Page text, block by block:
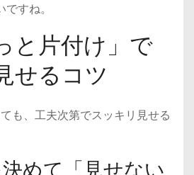
すね。
と片付け」で
せるコツ
も、工夫次第でスッキリ見せる
めて「見せない